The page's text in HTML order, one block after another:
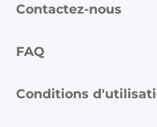
Contactez-nous
FAQ
Conditions